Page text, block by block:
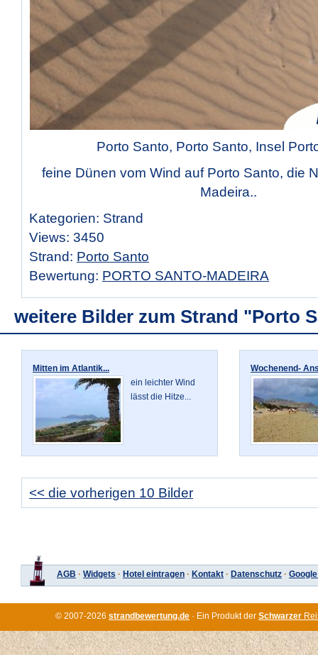
Porto Santo, Porto Santo, Insel
feine Dünen vom Wind auf Porto Santo, die
Madeira..
Kategorien: Strand
Views: 3450
Strand: Porto Santo
Bewertung: PORTO SANTO-MADEIRA
weitere Bilder zum Strand "Porto
Mitten im Atlantik...
ein leichter Wind
lässt die Hitze...
Wochenend-
<< die vorherigen 10 Bilder
AGB · Widgets · Hotel eintragen · Kontakt · Datenschutz ·
© 2007-2026 strandbewertung.de · Ein Produkt der Schwarzer